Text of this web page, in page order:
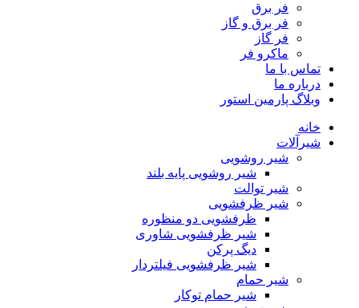
فر برق
فر برق و گاز
فر گاز
ماكرو فر
تماس با ما
درباره ما
وبلاگ پارمین استور
خانه
شیرآلات
شیر روشویی
شیر روشویی پایه بلند
شیر توالت
شیر ظرفشویی
ظرفشویی دو منظوره
شیر ظرفشویی شاوری
دیگ پرکن
شیر ظرفشویی فیلتردار
شیر حمام
شیر حمام توکار